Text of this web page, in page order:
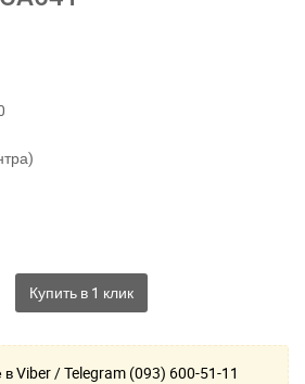
Viber / Telegram (093) 600-51-11